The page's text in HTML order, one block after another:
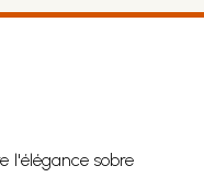
l'élégance sobre